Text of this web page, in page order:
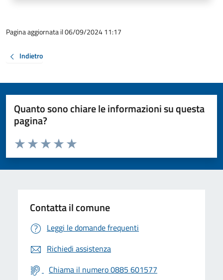
Pagina aggiornata il 06/09/2024 11:17
Indietro
Quanto sono chiare le informazioni su questa
pagina?
Valuta da 1 a 5 stelle la pagina
Valuta 5 stelle su 5
Valuta 4 stelle su 5
Valuta 3 stelle su 5
Valuta 2 stelle su 5
Valuta 1 stelle su 5
Contatta il comune
Leggi le domande frequenti
Richiedi assistenza
Chiama il numero 0885 601577